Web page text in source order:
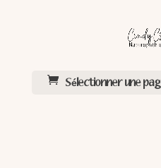
Sélectionner une